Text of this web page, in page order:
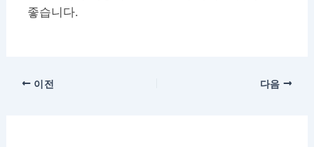
좋습니다.
이전 다음